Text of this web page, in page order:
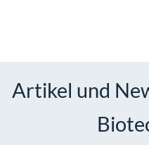
Artikel und